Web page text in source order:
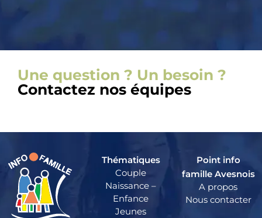
Une question ? Un besoin ?
Contactez nos équipes
Thématiques
Couple
Naissance –
Enfance
Jeunes
Point info
famille Avesnois
A propos
Nous contacter